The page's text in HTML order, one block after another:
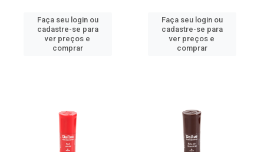
Faça seu login ou
cadastre-se para
ver preços e
comprar
Faça seu login ou
cadastre-se para
ver preços e
comprar